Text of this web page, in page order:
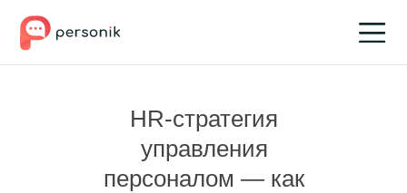
HR-стратегия
управления
персоналом — как